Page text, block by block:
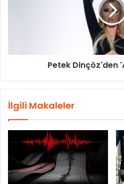
Petek Dinçöz'den
İlgili Makaleler